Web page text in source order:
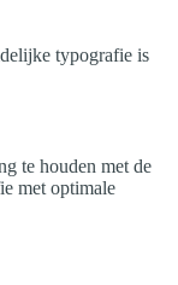
typografie is
te houden met de
met optimale